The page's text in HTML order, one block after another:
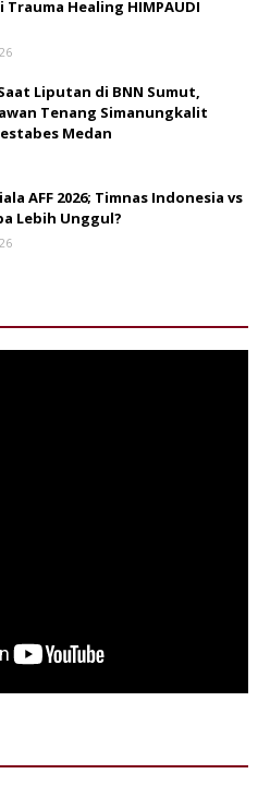
Healing HIMPAUDI
Liputan di BNN Sumut,
Tenang Simanungkalit
Medan
AFF 2026; Timnas Indonesia vs
Lebih Unggul?